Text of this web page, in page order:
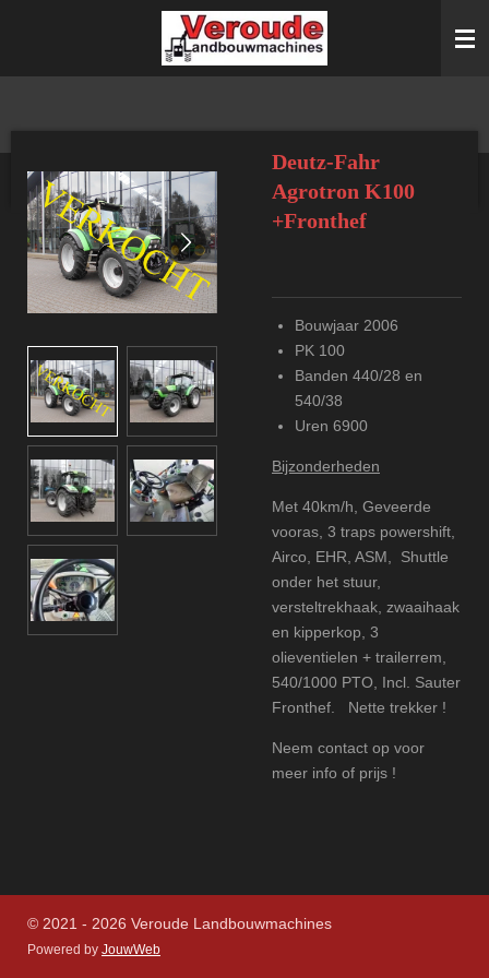
Deutz-Fahr
Agrotron K100
+Fronthef
Bouwjaar 2006
PK 100
Banden 440/28 en
540/38
Uren 6900
Bijzonderheden
Met 40km/h, Geveerde
vooras, 3 traps powershift,
Airco, EHR, ASM, Shuttle
onder het stuur,
versteltrekhaak, zwaaihaak
en kipperkop, 3
olieventielen + trailerrem,
540/1000 PTO, Incl. Sauter
Fronthef. Nette trekker !
Neem contact op voor
meer info of prijs !
© 2021 - 2026 Veroude Landbouwmachines
Powered by JouwWeb